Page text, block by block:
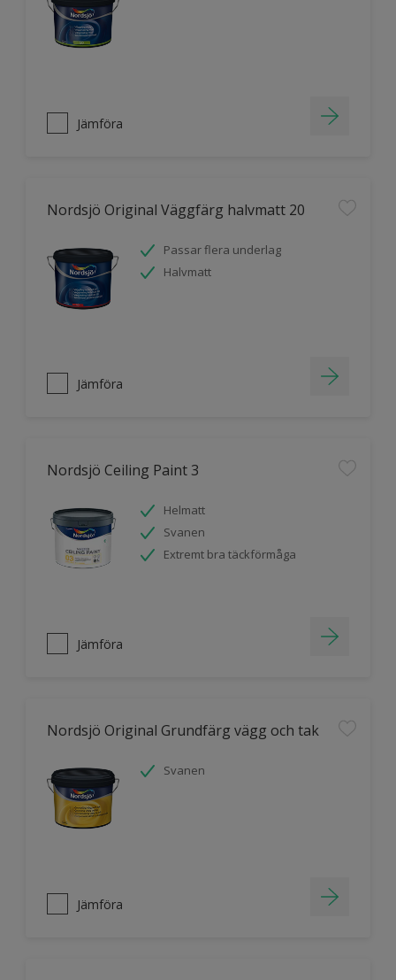
Jämföra
Nordsjö Original Väggfärg halvmatt 20
Passar flera underlag
Halvmatt
Jämföra
Nordsjö Ceiling Paint 3
Helmatt
Svanen
Extremt bra täckförmåga
Jämföra
Nordsjö Original Grundfärg vägg och tak
Svanen
Jämföra